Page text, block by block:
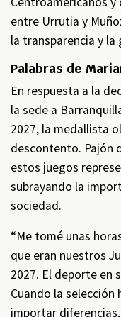
entre Urrutia y
la transparencia y
Palabras de
En respuesta a la
la sede a
2027, la medallista
descontento. Pajón
estos juegos
subrayando la
sociedad.
“Me tomé unas
que eran nuestros
2027. El deporte en
Cuando la
importar